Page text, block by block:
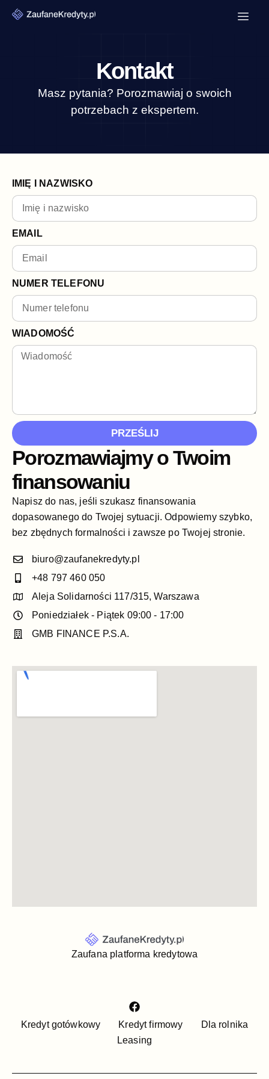
Kontakt
Masz pytania? Porozmawiaj o swoich
potrzebach z ekspertem.
Porozmawiajmy o Twoim
finansowaniu
Napisz do nas, jeśli szukasz finansowania
dopasowanego do Twojej sytuacji. Odpowiemy szybko,
bez zbędnych formalności i zawsze po Twojej stronie.
biuro@zaufanekredyty.pl
+48 797 460 050
Aleja Solidarności 117/315, Warszawa
Poniedziałek - Piątek 09:00 - 17:00
GMB FINANCE P.S.A.
IMIĘ I NAZWISKO
EMAIL
NUMER TELEFONU
WIADOMOŚĆ
PRZEŚLIJ
Zaufana platforma kredytowa
Kredyt gotówkowy Kredyt firmowy
Dla rolnika
Leasing